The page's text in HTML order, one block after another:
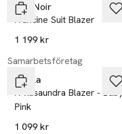
Neo Noir
Francine Suit Blazer
1 199 kr
Samarbetsföretag
Noella
N-kasaundra Blazer - Baby
Pink
1 099 kr